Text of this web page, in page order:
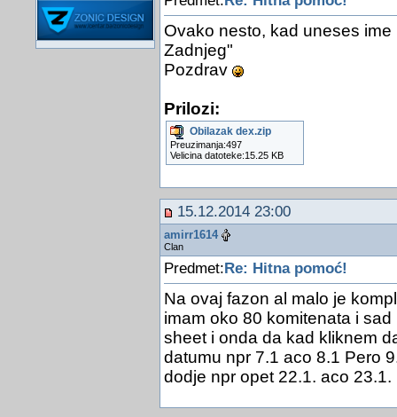
Ovako nesto, kad uneses
Zadnjeg"
Pozdrav
Prilozi:
Obilazak dex.zip
Preuzimanja:497
Velicina datoteke:15.25 KB
15.12.2014 23:00
amirr1614
Clan
Predmet: Re: Hitna pomoć!
Na ovaj fazon al malo je
imam oko 80 komitenata i
sheet i onda da kad kliknem
datumu npr 7.1 aco 8.1 Pero
dodje npr opet 22.1. aco 23.1.